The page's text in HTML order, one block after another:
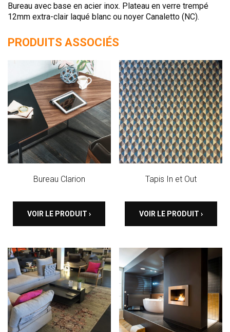
MIROIRS
PETITS MEUBLES
AMÉNAGEMENTS SUR MESURE
DESIGN
CONTEMPORAIN
AUTHENTIQUE
CHAMBRES COMPLÈTES
Bureau avec base en acier inox. Plateau en verre trempé
12mm extra-clair laqué blanc ou noyer Canaletto (NC).
PRODUITS ASSOCIÉS
Bureau Clarion
VOIR LE PRODUIT ›
Tapis In et Out
VOIR LE PRODUIT ›